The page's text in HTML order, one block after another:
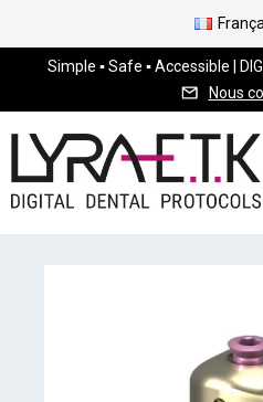
Simple ▪ Safe ▪ Accessible |
Nous